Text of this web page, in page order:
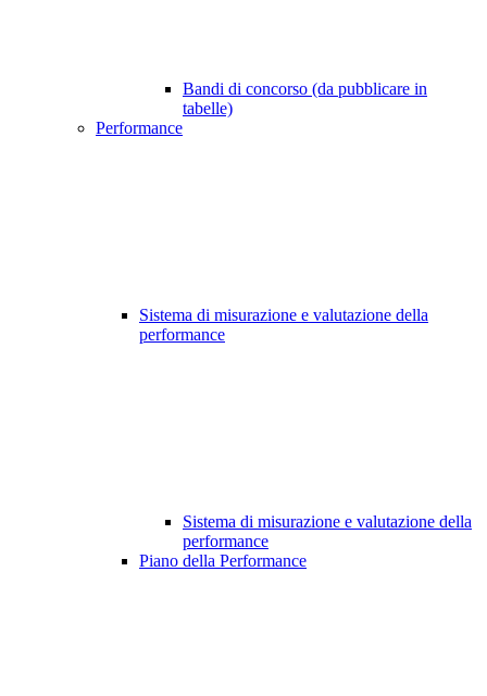
Bandi di concorso (da pubblicare in
tabelle)
Performance
Sistema di misurazione e valutazione della
performance
Sistema di misurazione e valutazione della
performance
Piano della Performance